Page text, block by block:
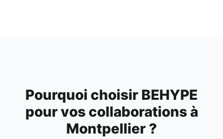
Pourquoi choisir BEHYPE
pour vos collaborations à
Montpellier ?